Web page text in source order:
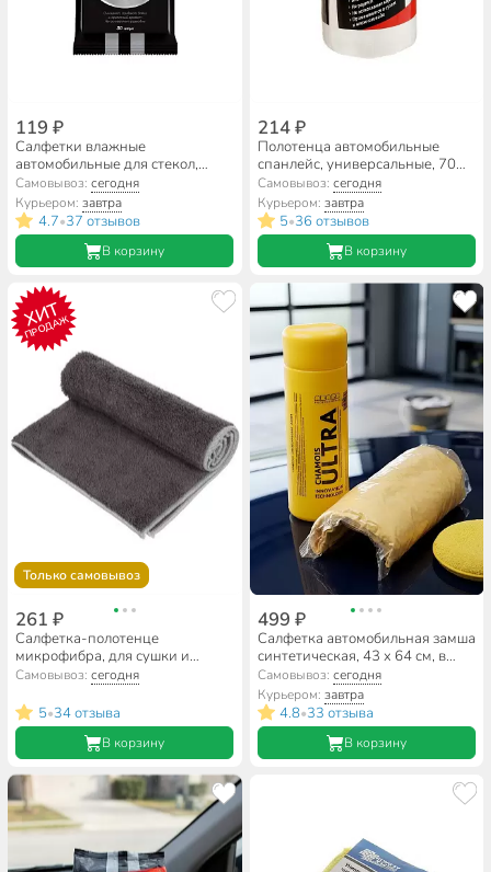
119 ₽
Салфетки влажные
автомобильные для стекол,
зеркал, фар, 30 шт, Top Gear,
48038
Самовывоз:сегодня
Курьером:завтра
4.7•37 отзывов
В корзину
214 ₽
Полотенца автомобильные
спанлейс, универсальные, 70
шт, 22 х 30 см, в рулоне, Top
Gear, 30046
Самовывоз: сегодня
Курьером: завтра
5•36 отзывов
В корзину
ХИТ
ПРОДАЖ
Только самовывоз
261 ₽
Салфетка-полотенце
микрофибра, для сушки и
мойки авто, 50х60 см, Clim Art,
Самовывоз:сегодня
5•34 отзыва
В корзину
499 ₽
Салфетка автомобильная замша
синтетическая, 43 х 64 см, в
тубусе, Azard, Ultra chamois,
AUC-02
Самовывоз: сегодня
Курьером: завтра
4.8•33 отзыва
В корзину